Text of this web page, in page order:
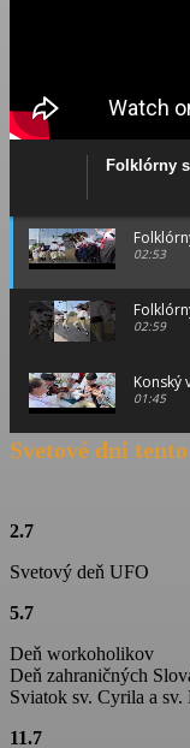
Folklórny
02:53
02:59
Konský
01:45
Konský
01:06
Svetové dni
2.7
Svetový deň UFO
5.7
Deň workoholikov
Deň zahraničných
Sviatok sv. Cyrila a sv.
11.7